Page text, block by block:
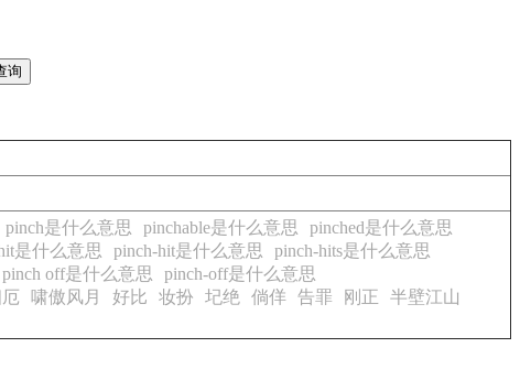
pinch是什么意思 pinchable是什么意思
pinched是什么意思
是什么意思 pinch-hit是什么意思
pinch-hits是什么意思
pinch off是什么意思
pinch-off是什么意思
啸傲风月 好比 妆扮 圮绝 倘佯 告罪 刚正
半壁江山